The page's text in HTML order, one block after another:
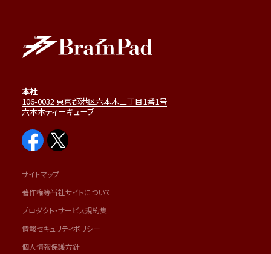
本社
106-0032 東京都港区六本木三丁目1番1号
六本木ティーキューブ
サイトマップ
著作権等当社サイトについて
プロダクト・サービス規約集
情報セキュリティポリシー
個人情報保護方針